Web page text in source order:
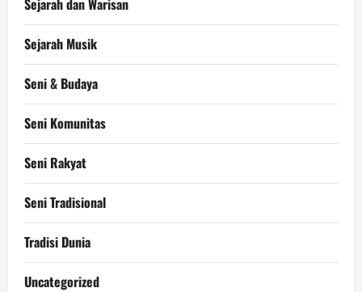
Sejarah Musik
Seni & Budaya
Seni Komunitas
Seni Rakyat
Seni Tradisional
Tradisi Dunia
Uncategorized